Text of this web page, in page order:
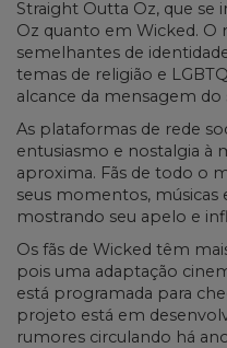
Straight Outta Oz, que se
Oz quanto em Wicked. O
semelhantes de
temas de religião e
alcance da mensagem do
As plataformas de rede
entusiasmo e nostalgia à
aproxima. Fãs de todo o
seus momentos, músicas
mostrando seu apelo e
Os fãs de Wicked têm
pois uma adaptação
está programada para
projeto está em
rumores circulando há